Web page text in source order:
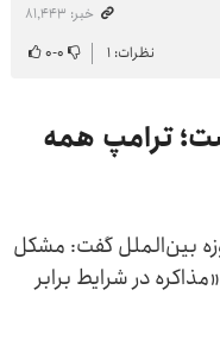
خبر: ۸۱٬۴۴۳
نظرات: ۱ ۰-۰
ترامپ همه
بین‌الملل گفت: مشکل
در شرایط برابر